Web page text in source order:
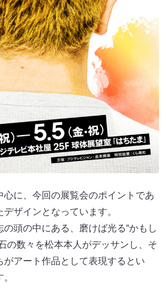
心に、今回の展覧会のポイントであ
ザインとなっています。
頭の中にある、磨けば光る“かもし
の数々を松本本人がデッサンし、そ
がアート作品として表現するとい